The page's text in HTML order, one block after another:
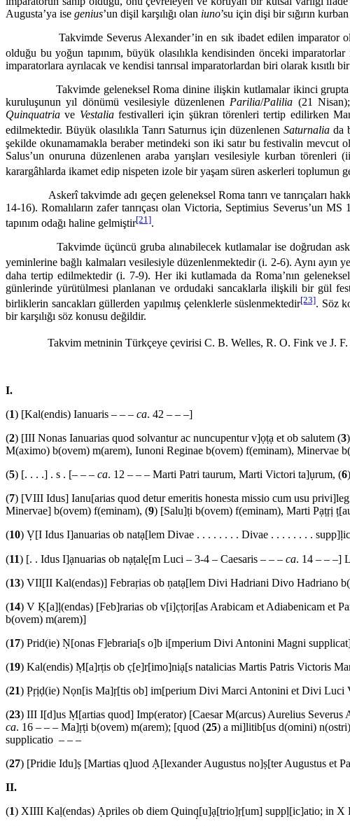
Augusta’ya ise genius’un dişil karşılığı olan iuno’su için dişi bir sığırın
Takvimde Severus Alexander’in en sık ibadet edilen imparator
olduğu bu yoğun tapınım, büyük olasılıkla kendisinden önceki
imparatorlara ayrılacak ve kendisi tanrısal imparatorlardan biri olarak kısıtlı
Takvimde geleneksel Roma dinine ilişkin kutlamalar ikinci grupta
kuruluşunun yıl dönümü vesilesiyle düzenlenen Parilia/Palilia (21
Quinquatria ve Vestaliafestivalleri için şükran törenleri tertip edilirken
edilmektedir. Büyük olasılıkla Tanrı Saturnus için düzenlenen Saturnaliada
şekilde okunamamakla beraber metindeki son iki satır bu festivalin mevcut
Salus’un onuruna düzenlenen araba yarışları vesilesiyle kurban
karargâhlarda ikamet edip nispeten izole bir yaşam süren askerleri toplumun
Askerî takvimde adı geçen geleneksel Roma tanrı ve tanrıçaları
14-16). Romalıların zafer tanrıçası olan Victoria, Septimius Severus’un MS
tapınım odağı haline gelmiştir[21].
Takvimde üçüncü gruba alınabilecek kutlamalar ise doğrudan askerî
yeminlerine bağlı kalmaları vesilesiyle düzenlenmektedir (i. 2-6). Aynı ayın
daha tertip edilmektedir (i. 7-9). Her iki kutlamada da Roma’nın
günlerinde yürütülmesi planlanan ve ordudaki sancaklarla ilişkili bir gül
birliklerin sancakları güllerden yapılmış çelenklerle süslenmektedir[23]. Söz
bir karşılığı söz konusu değildir.
Takvim metninin Türkçeye çevirisi C. B. Welles, R. O. Fink ve J. F.
I.
(1) [Kal(endis) Ianuaris – – – ca. 42 – – –]
(2) [III Nonas Ianuarias quod solvantur ac nuncupentur v]ọṭạ et ob salutem (3
M(aximo) b(ovem) m(arem), Iunoni Reginae b(ovem) f(eminam), Minervae
(5) [. . . .] . s . [– – – ca. 12 – – – Marti Patri taurum, Marti Victori ta]ụrum, (6
(7) [VIII Idus] Ianu[arias quod detur emeritis honesta missio cum usu
Minervae] b(ovem) f(eminam), (9) [Salu]ṭi b(ovem) f(eminam), Marti Pạṭṛị
(10) Ṿ[I Idus I]anuarias ob natạ[lem Divae . . . . . . . . Divae . . . . . . . .
(11) [. . Idus I]ạnuarias ob nạṭalẹ[m Luci – 3-4 – Caesaris – – – ca. 14 – – –]
(13) VII[II Kal(endas)] Febraṛias ob ṇatạ[lem Divi Hadriani Divo Hadriano
(14) V Ḳ[a]ḷ(endas) [Feb]rarias ob v[i]c̣ṭorị[as Arabicam et Adiabenicam et
b(ovem) m(arem)]
(17) Prid(ie) Ṇ[onas F]ebraria[s o]b i[mperium Divi Antonini Magni
(19) Kal(endis) Ṃ[a]rṭis ob c̣[e]r[imo]niạ[s natalicias Martis Patris Victoris
(21) P̣ṛịḍ(ie) Nọn[is Ma]ṛ[tis ob] im[perium Divi Marci Antonini et Divi Luci
(23) III I[d]us Ṃ[artias quod] Imp(erator) [Caesar M(arcus) Aurelius Severus
ca. 16 – – – Ma]ṛṭi b(ovem) m(arem); [quod (25) a mi]litib[us d(omini)
supplicatio – – –
(27) [Pridie Idu]ṣ [Martias q]uod Ạ[lexander Augustus no]ṣ[ter Augustus et
II.
(1) XIIII Kaḷ(endas) Ạpriles ob diem Quinq̣[u]ạ[trio]ṛ[um] suppḷ[ic]atio; in X